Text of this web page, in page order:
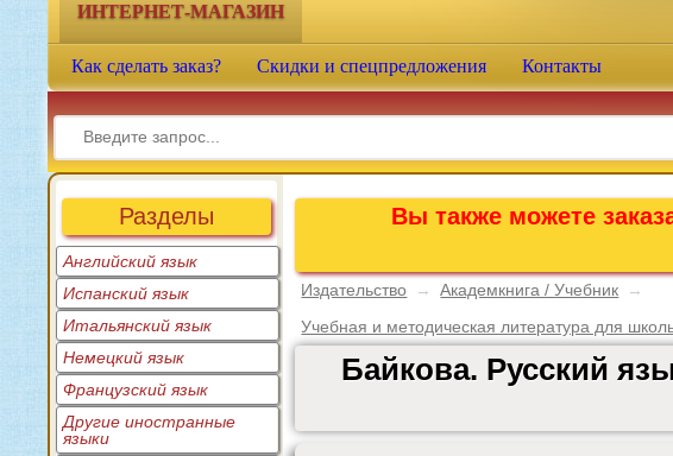
ИНТЕРНЕТ-МАГАЗИН
Как сделать заказ? Скидки и спецпредложения Контакты
Разделы
Английский язык
Испанский язык
Итальянский язык
Немецкий язык
Французский язык
Другие иностранные
языки
Вы также можете
Издательство → Академкнига / Учебник
→
Учебная и методическая литература для
Байкова. Русский